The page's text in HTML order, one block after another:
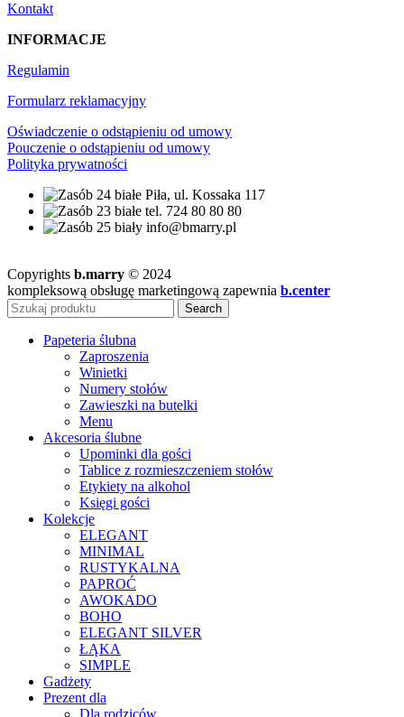
Kontakt
INFORMACJE
Regulamin
Formularz reklamacyjny
Oświadczenie o odstąpieniu od umowy
Pouczenie o odstąpieniu od umowy
Polityka prywatności
Piła, ul. Kossaka 117
tel. 724 80 80 80
info@bmarry.pl
Copyrights b.marry © 2024
kompleksową obsługę marketingową zapewnia b.center
Search
Papeteria ślubna
Zaproszenia
Winietki
Numery stołów
Zawieszki na butelki
Menu
Akcesoria ślubne
Upominki dla gości
Tablice z rozmieszczeniem stołów
Etykiety na alkohol
Księgi gości
Kolekcje
ELEGANT
MINIMAL
RUSTYKALNA
PAPROĆ
AWOKADO
BOHO
ELEGANT SILVER
ŁĄKA
SIMPLE
Gadżety
Prezent dla